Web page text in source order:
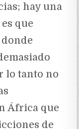
hay una
que
lo tanto no
África que
de